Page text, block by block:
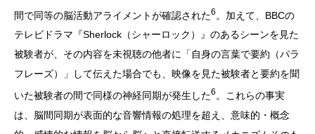
間で同等の脳活動アライメントが確認された6 。加えて、BBCの
テレビドラマ『Sherlock（シャーロック）』のあるシーンを見た
被験者が、その内容を未視聴の他者に「自身の言葉で要約（パラ
フレーズ）」して伝えた場合でも、映像を見た被験者と要約を聞
いた被験者の間で同様の神経同期が発生した6 。これらの事実
は、脳間同期が表面的な音響情報の処理を超え、意味的・概念